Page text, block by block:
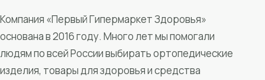
Компания «Первый Гипермаркет Здоровья»
основана в 2016 году. Много лет мы помогали
людям по всей России выбирать ортопедические
изделия, товары для здоровья и средства